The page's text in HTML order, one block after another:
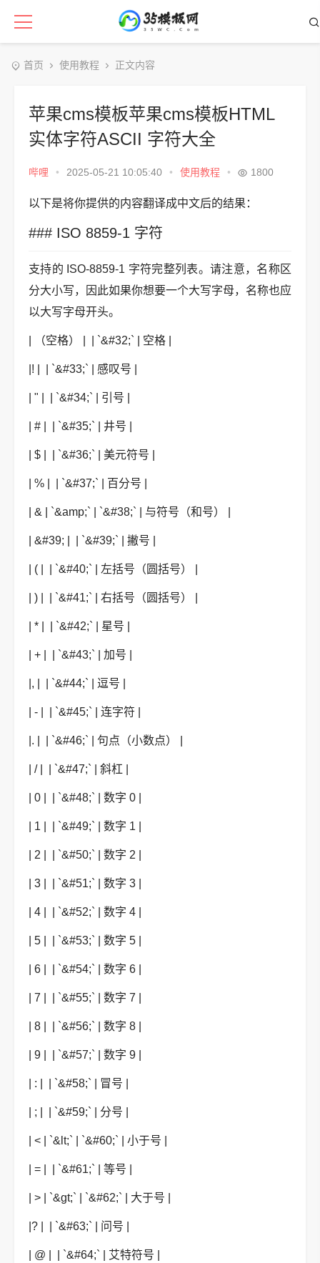
首页 使用教程 正文内容
苹果cms模板苹果cms模板HTML
实体字符ASCII 字符大全
哔哩 • 2025-05-21 10:05:40 • 使用教程 • 1800
以下是将你提供的内容翻译成中文后的结果：
### ISO 8859-1 字符
支持的 ISO-8859-1 字符完整列表。请注意，名称区
分大小写，因此如果你想要一个大写字母，名称也应
以大写字母开头。
| （空格） | | `&#32;` | 空格 |
|! | | `&#33;` | 感叹号 |
| " | | `&#34;` | 引号 |
| # | | `&#35;` | 井号 |
| $ | | `&#36;` | 美元符号 |
| % | | `&#37;` | 百分号 |
| & | `&amp;` | `&#38;` | 与符号（和号） |
| &#39; | | `&#39;` | 撇号 |
| ( | | `&#40;` | 左括号（圆括号） |
| ) | | `&#41;` | 右括号（圆括号） |
| * | | `&#42;` | 星号 |
| + | | `&#43;` | 加号 |
|, | | `&#44;` | 逗号 |
| - | | `&#45;` | 连字符 |
|. | | `&#46;` | 句点（小数点） |
| / | | `&#47;` | 斜杠 |
| 0 | | `&#48;` | 数字 0 |
| 1 | | `&#49;` | 数字 1 |
| 2 | | `&#50;` | 数字 2 |
| 3 | | `&#51;` | 数字 3 |
| 4 | | `&#52;` | 数字 4 |
| 5 | | `&#53;` | 数字 5 |
| 6 | | `&#54;` | 数字 6 |
| 7 | | `&#55;` | 数字 7 |
| 8 | | `&#56;` | 数字 8 |
| 9 | | `&#57;` | 数字 9 |
| : | | `&#58;` | 冒号 |
| ; | | `&#59;` | 分号 |
| < | `&lt;` | `&#60;` | 小于号 |
| = | | `&#61;` | 等号 |
| > | `&gt;` | `&#62;` | 大于号 |
|? | | `&#63;` | 问号 |
| @ | | `&#64;` | 艾特符号 |